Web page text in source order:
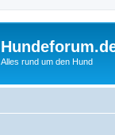
Alles rund um den Hund